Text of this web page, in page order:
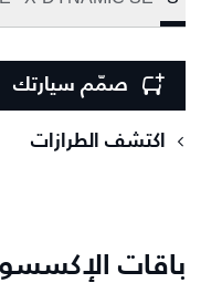
صمّم سيارتك
اكتشف الطرازات
باقات